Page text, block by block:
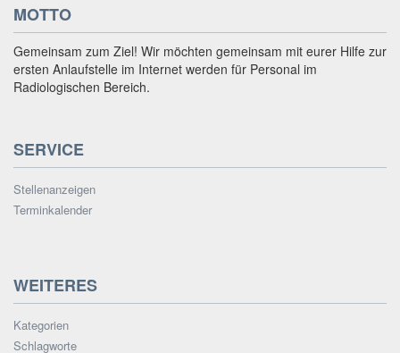
MOTTO
Gemeinsam zum Ziel! Wir möchten gemeinsam mit eurer Hilfe zur
ersten Anlaufstelle im Internet werden für Personal im
Radiologischen Bereich.
SERVICE
Stellenanzeigen
Terminkalender
WEITERES
Kategorien
Schlagworte